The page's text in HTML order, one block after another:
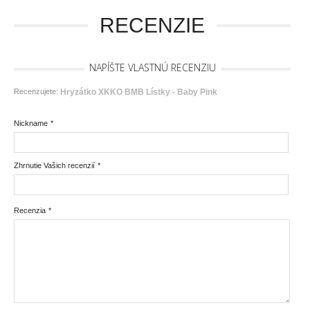
RECENZIE
NAPÍŠTE VLASTNÚ RECENZIU
Recenzujete: Hryzátko XKKO BMB Lístky - Baby Pink
*
Nickname
*
Zhrnutie Vašich recenzií
*
Recenzia